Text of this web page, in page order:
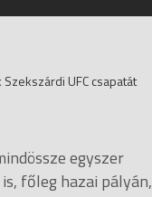
UFC csapatát
egyszer
főleg hazai pályán,